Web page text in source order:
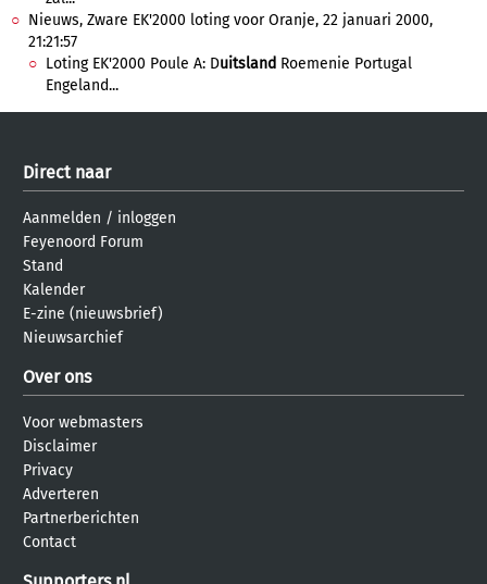
Nieuws, Zware EK'2000 loting voor Oranje, 22 januari 2000,
21:21:57
Loting EK'2000 Poule A: Duitsland Roemenie Portugal
Engeland...
Direct naar
Aanmelden / inloggen
Feyenoord Forum
Stand
Kalender
E-zine (nieuwsbrief)
Nieuwsarchief
Over ons
Voor webmasters
Disclaimer
Privacy
Adverteren
Partnerberichten
Contact